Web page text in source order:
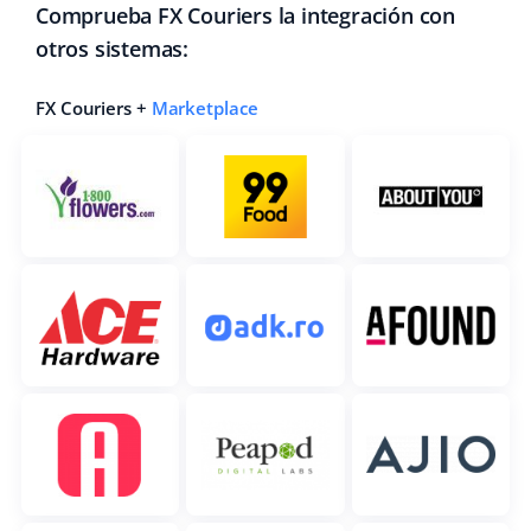
Comprueba FX Couriers la integración con
otros sistemas:
FX Couriers + Marketplace